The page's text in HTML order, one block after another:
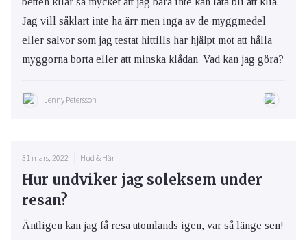
Jag vill såklart inte ha ärr men inga av de myggmedel
eller salvor som jag testat hittills har hjälpt mot att hålla
myggorna borta eller att minska klådan. Vad kan jag göra?
Jenny Petersson
31 mars, 2022 Hud & Hår
Hur undviker jag soleksem under
resan?
Äntligen kan jag få resa utomlands igen, var så länge sen!